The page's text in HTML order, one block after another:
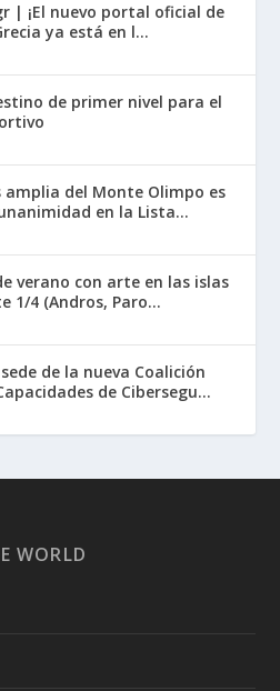
| ¡El nuevo portal oficial de
ya está en l...
de primer nivel para el
amplia del Monte Olimpo es
en la Lista...
verano con arte en las islas
1/4 (Andros, Paro...
de la nueva Coalición
de Cibersegu...
WORLD